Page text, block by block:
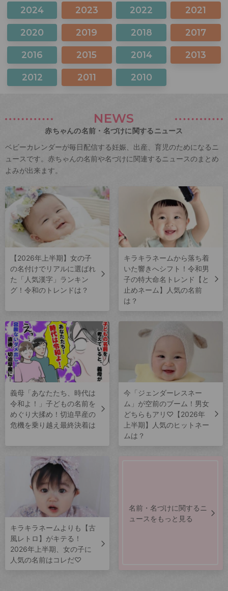
2024 2023 2022 2021
2020 2019 2018 2017
2016 2015 2014 2013
2012 2011 2010
NEWS
赤ちゃんの名前・名づけに関するニュース
ベビーカレンダーが毎日配信する妊娠、出産、育児のためになるニ
ュースです。赤ちゃんの名前や名づけに関連するニュースのまとめ
よみが出来ます。
【2026年上半期】女の子
の名付けでリアルに選ばれ
た「人気漢字」ランキン
グ！令和のトレンドは？
キラキラネームから落ち着
いた響きへシフト！令和男
子の特大命名トレンド【と
止めネーム】人気の名前
は？
義母「あなたたち、時代は
令和よ！」子どもの名前を
めぐり大揉め！切迫早産の
危機を乗り越え最終決着は
今「ジェンダーレスネー
ム」が空前のブーム！男女
どちらもアリ♡【2026年
上半期】人気のヒットネー
ムは？
キラキラネームよりも【古
風レトロ】がキテる！
2026年上半期、女の子に
人気の名前はコレだ♡
名前・名づけに関するニ
ュースをもっと見る